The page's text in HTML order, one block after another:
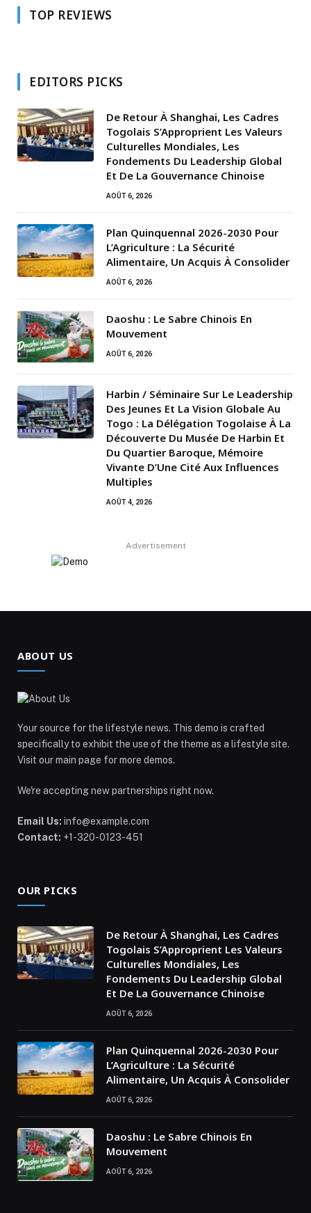
TOP REVIEWS
EDITORS PICKS
De Retour À Shanghai, Les Cadres
Togolais S’Approprient Les Valeurs
Culturelles Mondiales, Les
Fondements Du Leadership Global
Et De La Gouvernance Chinoise
AOÛT 6, 2026
Plan Quinquennal 2026-2030 Pour
L’Agriculture : La Sécurité
Alimentaire, Un Acquis À Consolider
AOÛT 6, 2026
Daoshu : Le Sabre Chinois En
Mouvement
AOÛT 6, 2026
Harbin / Séminaire Sur Le Leadership
Des Jeunes Et La Vision Globale Au
Togo : La Délégation Togolaise À La
Découverte Du Musée De Harbin Et
Du Quartier Baroque, Mémoire
Vivante D’Une Cité Aux Influences
Multiples
AOÛT 4, 2026
Advertisement
ABOUT US
Your source for the lifestyle news. This demo is crafted
specifically to exhibit the use of the theme as a lifestyle site.
Visit our main page for more demos.
We're accepting new partnerships right now.
Email Us: info@example.com
Contact: +1-320-0123-451
OUR PICKS
De Retour À Shanghai, Les Cadres
Togolais S’Approprient Les Valeurs
Culturelles Mondiales, Les
Fondements Du Leadership Global
Et De La Gouvernance Chinoise
AOÛT 6, 2026
Plan Quinquennal 2026-2030 Pour
L’Agriculture : La Sécurité
Alimentaire, Un Acquis À Consolider
AOÛT 6, 2026
Daoshu : Le Sabre Chinois En
Mouvement
AOÛT 6, 2026